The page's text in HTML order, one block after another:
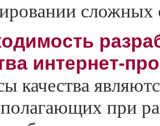
сложных
интернет-
качества
при